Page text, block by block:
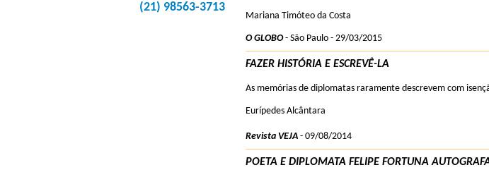
(21) 98563-3713
Mariana Timóteo da Costa
O GLOBO- São Paulo - 29/03/2015
FAZER HISTÓRIA E ESCREVÊ-LA
As memórias de diplomatas raramente descrevem com
Eurípedes Alcântara
Revista VEJA - 09/08/2014
POETA E DIPLOMATA FELIPE FORTUNA